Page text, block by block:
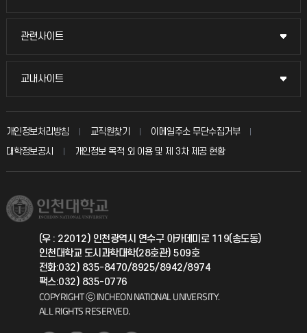
입학안내
취업정보(학생)
묻고 답하기
칭찬마당
학생서비스 지킴이
관련사이트
관련사이트
국방헬프콜
총동문회
교내사이트
교내사이트
교수회
교육혁신본부
국제지원과
공자아카데미
기초교육원
개인정보처리방침 교직원찾기
이메일주소 무단수집거부
대학정보공시
개인정보 목적 외 이용 및 제 3차 제공 현황
(우 : 22012) 인천광역시 연수구 아카데미로 119(송도동)
인천대학교 도시과학대학(28호관) 509호
전화:032) 835-8470/8925/8942/8974
팩스:032) 835-0776
COPYRIGHT ⓒ INCHEON NATIONAL UNIVERSITY.
ALL RIGHTS RESERVED.